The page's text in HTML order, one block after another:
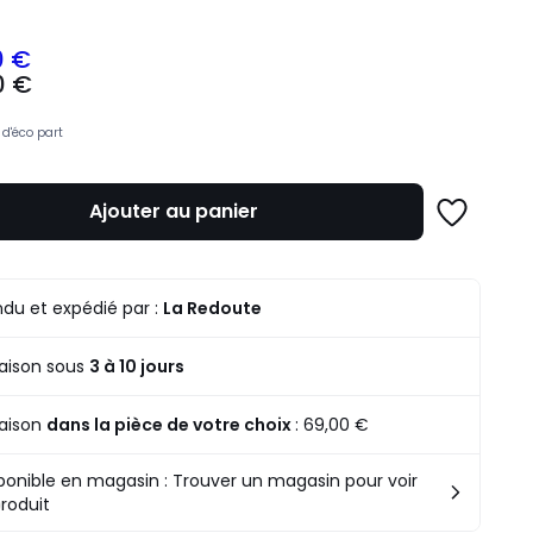
€
€
d'éco part
Ajouter au panier
Ajouter
et expédié par : La Redoute
sous 3 à 10 jours
dans la pièce de votre choix:69,00 €
en magasin : Trouver un magasin pour voir